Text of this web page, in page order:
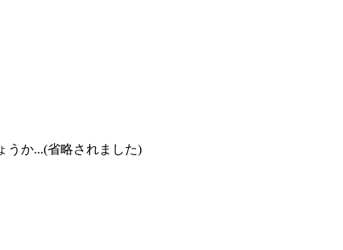
うか...(省略されました)